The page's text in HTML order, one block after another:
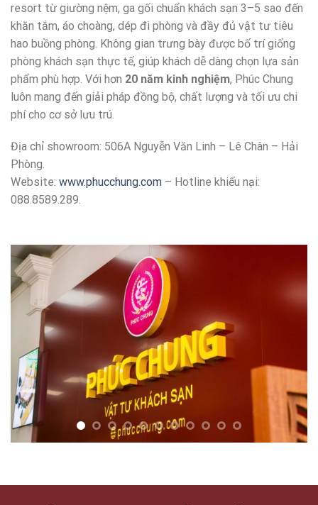
resort từ giường nệm, ga gối chuẩn khách sạn 3–5 sao đến
khăn tắm, áo choàng, dép đi phòng và đầy đủ vật tư tiêu
hao buồng phòng. Không gian trưng bày được bố trí giống
phòng khách sạn thực tế, giúp khách dễ dàng chọn lựa sản
phẩm phù hợp. Với hơn 20 năm kinh nghiệm, Phúc Chung
luôn mang đến giải pháp đồng bộ, chất lượng và tối ưu chi
phí cho cơ sở lưu trú.
Địa chỉ showroom: 506A Nguyễn Văn Linh – Lê Chân – Hải
Phòng.
Website: www.phucchung.com – Hotline khiếu nại:
088.8589.289.